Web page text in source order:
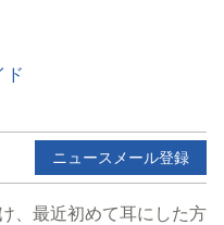
ド
ニュースメール登録
、最近初めて耳にした方